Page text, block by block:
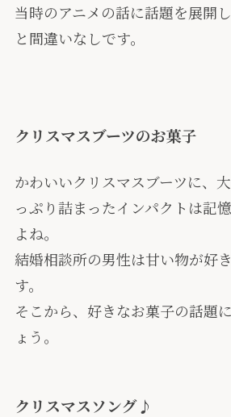
当時のアニメの話に話題を展開
と間違いなしです。
クリスマスブーツのお菓子
かわいいクリスマスブーツに、
っぷり詰まったインパクトは記
よね。
結婚相談所の男性は甘い物が好
す。
そこから、好きなお菓子の話題
ょう。
クリスマスソング♪